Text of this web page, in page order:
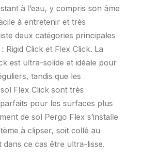
à l’eau, y compris son âme
à entretenir et très
deux catégories principales
Rigid Click et Flex Click. La
est ultra-solide et idéale pour
tandis que les
Flex Click sont très
pour les surfaces plus
de sol Pergo Flex s’installe
à clipser, soit collé au
ce cas être ultra-lisse.